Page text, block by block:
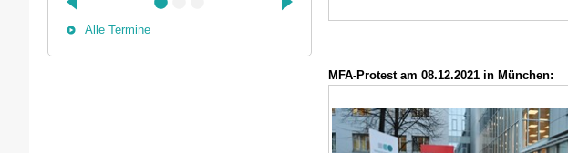
MFA-Protest am 08.12.2021 in München:
Alle Termine